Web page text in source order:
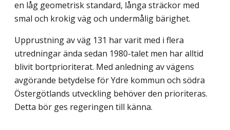
en låg geometrisk standard, långa sträckor med
smal och krokig väg och undermålig bärighet.
Upprustning av väg 131 har varit med i flera
utredningar ända sedan 1980-talet men har alltid
blivit bortprioriterat. Med anledning av vägens
avgörande betydelse för Ydre kommun och södra
Östergötlands utveckling behöver den prioriteras.
Detta bör ges regeringen till känna.